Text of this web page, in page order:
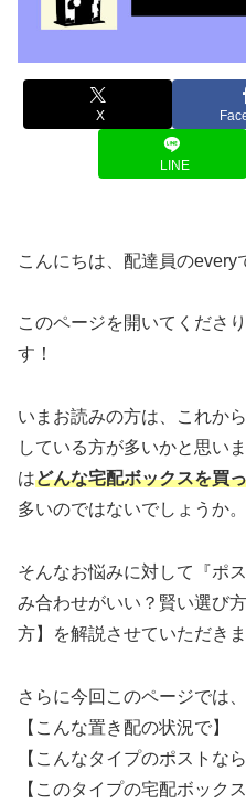
X
LINE
こんにちは、配達員のevery
このページを開いてくださ
す！
いまお読みの方は、これか
している方が多いかと思い
はどんな宅配ボックスを買
多いのではないでしょうか。
そんなお悩みに対して『ポ
み合わせがいい？賢い選び
方】を解説させていただきま
さらに今回このページでは
【こんな置き配の状況で】
【こんなタイプのポストなら
【このタイプの宅配ボック